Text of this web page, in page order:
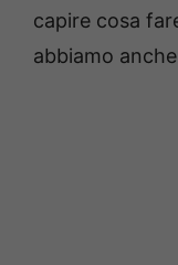
capire cosa
abbiamo